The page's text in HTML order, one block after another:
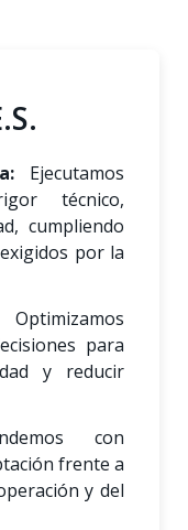
Ejecutamos
técnico,
cumpliendo
por la
para
y reducir
con
frente a
y del